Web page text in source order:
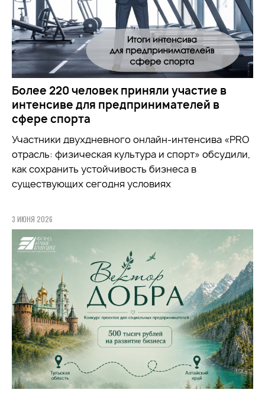
Более 220 человек приняли участие в
интенсиве для предпринимателей в
сфере спорта
Участники двухдневного онлайн-интенсива «PRO
отрасль: физическая культура и спорт» обсудили,
как сохранить устойчивость бизнеса в
существующих сегодня условиях
3 ИЮНЯ 2026